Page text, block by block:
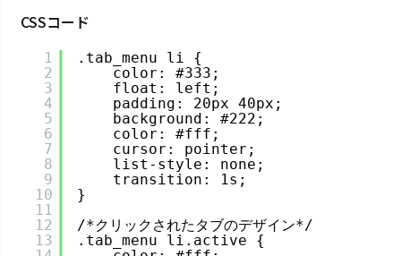
CSSコード
1
2
3
4
5
6
7
8
9
10
11
12
13
.tab_menu li {
color: #333;
float: left;
padding: 20px 40px;
background: #222;
color: #fff;
cursor: pointer;
list-style: none;
transition: 1s;
}
/*クリックされたタブのデザイン*/
.tab_menu li.active {